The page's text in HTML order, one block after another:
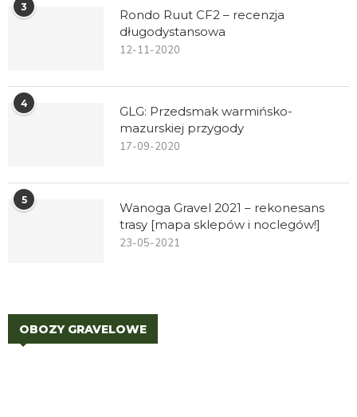
3
Rondo Ruut CF2 – recenzja
długodystansowa
12-11-2020
4
GLG: Przedsmak warmińsko-
mazurskiej przygody
17-09-2020
5
Wanoga Gravel 2021 – rekonesans
trasy [mapa sklepów i noclegów!]
23-05-2021
OBOZY GRAVELOWE